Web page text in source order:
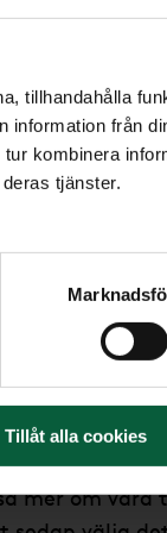
tillhandahålla
information från
kombinera
tjänster.
Tillåt alla cookies
i hela
borgerlig
mer om våra